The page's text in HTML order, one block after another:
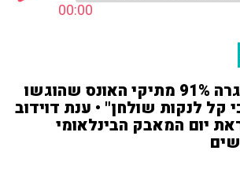
00:00
"הפרקליטות סגרה 91% מתיקי האונס שהוגשו
קל לנקות שולחן" • ענת דוידוב
יום המאבק הבינלאומי